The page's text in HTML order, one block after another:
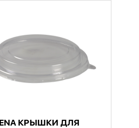
КРЫШКИ ДЛЯ